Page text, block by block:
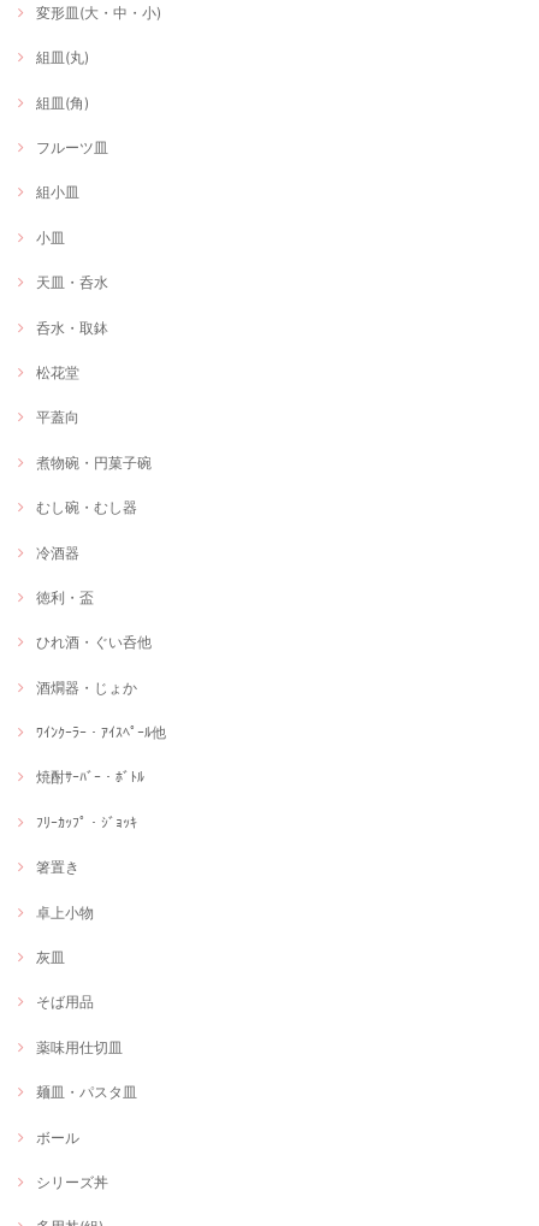
変形皿(大・中・小)
組皿(丸)
組皿(角)
フルーツ皿
組小皿
小皿
天皿・呑水
呑水・取鉢
松花堂
平蓋向
煮物碗・円菓子碗
むし碗・むし器
冷酒器
徳利・盃
ひれ酒・ぐい呑他
酒燗器・じょか
ﾜｲﾝｸｰﾗｰ・ｱｲｽﾍﾟｰﾙ他
焼酎ｻｰﾊﾞｰ・ﾎﾞﾄﾙ
ﾌﾘｰｶｯﾌﾟ・ｼﾞｮｯｷ
箸置き
卓上小物
灰皿
そば用品
薬味用仕切皿
麺皿・パスタ皿
ボール
シリーズ丼